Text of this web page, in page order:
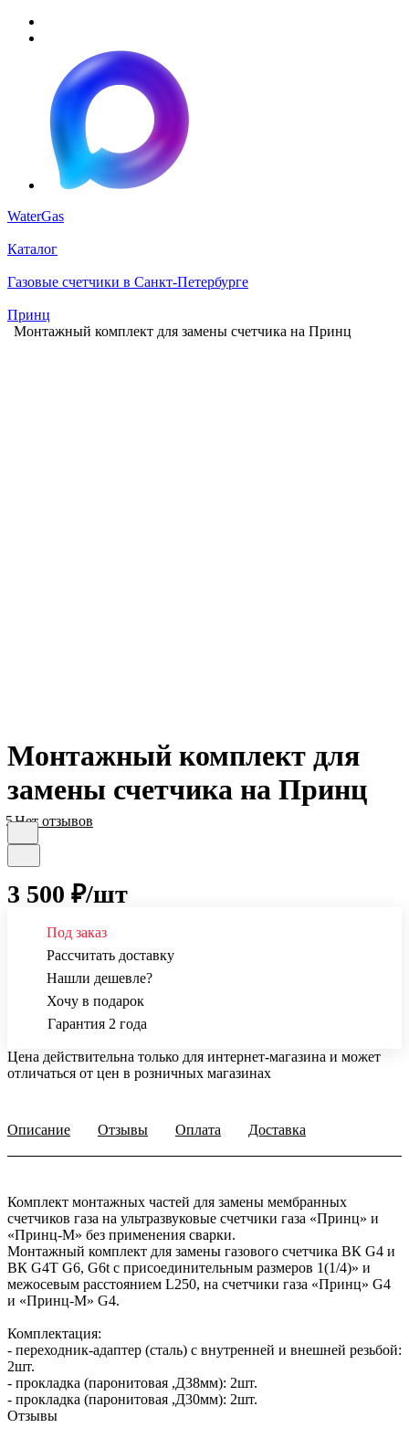
WaterGas
Каталог
Газовые счетчики в Санкт-Петербурге
Принц
Монтажный комплект для замены счетчика на Принц
Монтажный комплект для
замены счетчика на Принц
5Нет отзывов
3 500 ₽/шт
Под заказ
Рассчитать доставку
Нашли дешевле?
Хочу в подарок
Гарантия 2 года
Цена действительна только для интернет-магазина и может
отличаться от цен в розничных магазинах
Описание Отзывы Оплата Доставка
Комплект монтажных частей для замены мембранных
счетчиков газа на ультразвуковые счетчики газа «Принц» и
«Принц-М» без применения сварки.
Монтажный комплект для замены газового счетчика ВК G4 и
ВК G4T G6, G6t с присоединительным размеров 1(1/4)» и
межосевым расстоянием L250, на счетчики газа «Принц» G4
и «Принц-М» G4.
Комплектация:
- переходник-адаптер (сталь) с внутренней и внешней резьбой:
2шт.
- прокладка (паронитовая ,Д38мм): 2шт.
- прокладка (паронитовая ,Д30мм): 2шт.
Отзывы